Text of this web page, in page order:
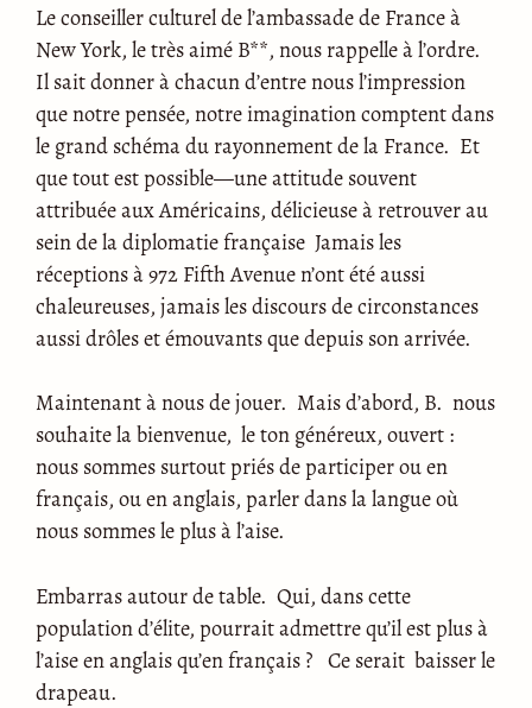
Le conseiller culturel de l’ambassade de France à
New York, le très aimé B**, nous rappelle à l’ordre.
Il sait donner à chacun d’entre nous l’impression
que notre pensée, notre imagination comptent dans
le grand schéma du rayonnement de la France. Et
que tout est possible—une attitude souvent
attribuée aux Américains, délicieuse à retrouver au
sein de la diplomatie française Jamais les
réceptions à 972 Fifth Avenue n’ont été aussi
chaleureuses, jamais les discours de circonstances
aussi drôles et émouvants que depuis son arrivée.
Maintenant à nous de jouer. Mais d’abord, B. nous
souhaite la bienvenue, le ton généreux, ouvert :
nous sommes surtout priés de participer ou en
français, ou en anglais, parler dans la langue où
nous sommes le plus à l’aise.
Embarras autour de table. Qui, dans cette
population d’élite, pourrait admettre qu’il est plus à
l’aise en anglais qu’en français ? Ce serait baisser le
drapeau.